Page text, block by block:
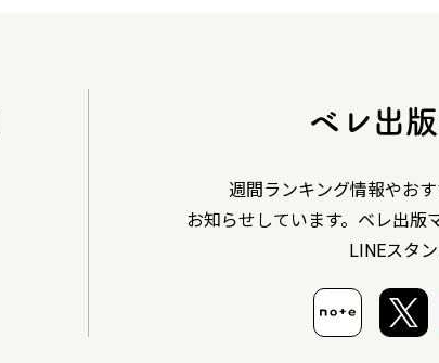
ベレ出
週間ランキング情報やお
お知らせしています。ベレ出版
LINEスタ